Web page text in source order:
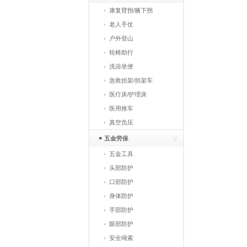
康复臂拐/腋下拐
老人手仗
户外登山
轮椅助行
洗浴坐便
急救担架/担架车
医疗床/护理床
医用推车
真空负压
五金劳保
五金工具
头部防护
口部防护
身体防护
手部防护
眼部防护
安全绳索